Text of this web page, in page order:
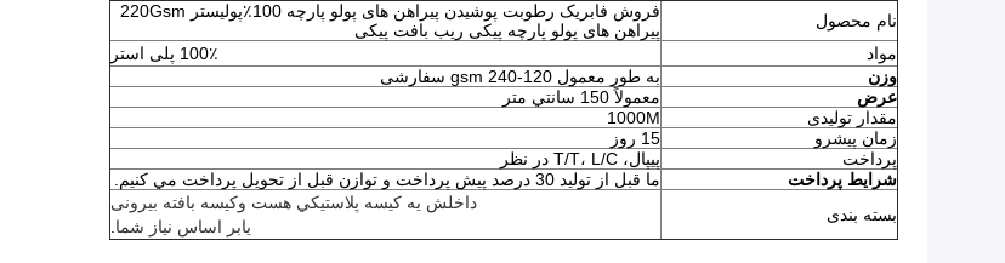
نام محصول
فروش فابریک رطوبت پوشیدن پیراهن های پولو پارچه 100٪پولیستر 220Gsm
پیراهن های پولو پارچه پیکی ریب بافت پیکی
مواد
100٪ پلی استر
وزن
به طور معمول 120-240 gsm سفارشی
عرض
معمولاً 150 سانتي متر
مقدار تولیدی
1000M
زمان پیشرو
15 روز
پرداخت
پيپال، T/T، L/C در نظر
شرایط پرداخت
ما قبل از توليد 30 درصد پيش پرداخت و توازن قبل از تحویل پرداخت مي کنيم.
بسته بندی
داخلش يه کيسه پلاستيکي هست وکیسه بافته بیرونی
یابر اساس نیاز شما